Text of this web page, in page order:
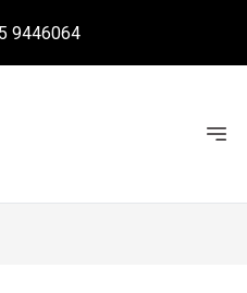
9446064